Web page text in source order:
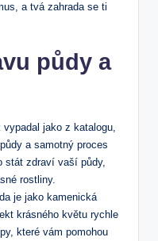
a‌ tvá zahrada se⁤ ti
půdy a
jako z katalogu,‍
a samotný proces
stát⁤ zdraví vaší půdy,
rostliny.
je jako kamenická‍
krásného květu ​rychle
které​ vám pomohou